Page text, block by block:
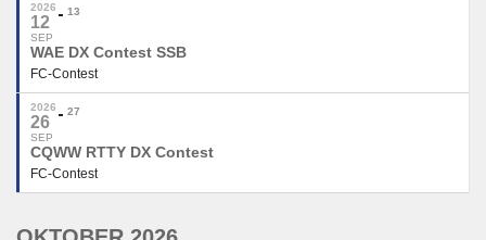
2026
12
SEP
13
WAE DX Contest SSB
FC-Contest
2026
26
SEP
27
CQWW RTTY DX Contest
FC-Contest